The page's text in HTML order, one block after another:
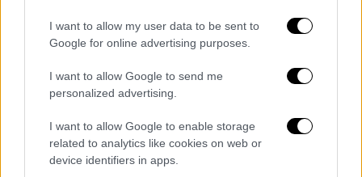
I want to allow my user data to be sent to
Google for online advertising purposes.
I want to allow Google to send me
personalized advertising.
I want to allow Google to enable storage
related to analytics like cookies on web or
device identifiers in apps.
Στο πόρισμα της Αρχής γίνεται αναφορά
χαμηλέςφορολογικές δηλώσειςπου
έχει υποβάλει ο τραγουδιστής και
ειδικότερα φέρεται ότι την τελευταία
πενταετίαστις δηλώσεις του
καταγράφεται
εισόδημα
περίπου 50.000
ευρώετησίως.